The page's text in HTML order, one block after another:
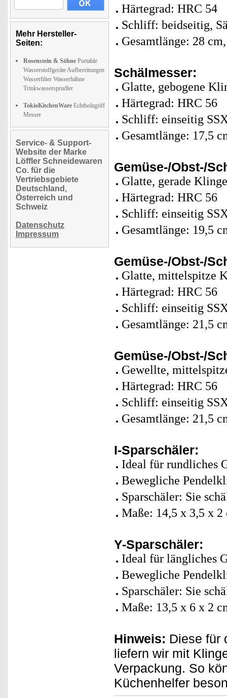
Mehr Hersteller-
Seiten:
Rosenstein & Söhne Portable
Wasserstoffgeräte Aufbereitungen
Wasserfilter Wasserhähne
Trinkwassersprudler
TokioKitchenWare Echtholzgriff
Messer
Service- & Support-
Website der Marke
Löffler Schneidewaren
Co. für die
Vertriebsgebiete
Deutschland,
Österreich und
Schweiz
Datenschutz
Impressum
Härtegrad: HRC 54
Schliff: beidseitig,
Gesamtlänge: 28
Schälmesser:
Glatte, gebogene
Härtegrad: HRC 56
Schliff: einseitig
Gesamtlänge: 17,5
Gemüse-/Obst-/
Glatte, gerade
Härtegrad: HRC 56
Schliff: einseitig
Gesamtlänge: 19,5
Gemüse-/Obst-/
Glatte, mittelspitze
Härtegrad: HRC 56
Schliff: einseitig
Gesamtlänge: 21,5
Gemüse-/Obst-/
Gewellte,
Härtegrad: HRC 56
Schliff: einseitig
Gesamtlänge: 21,5
I-Sparschäler:
Ideal für rundliches
Bewegliche
Sparschäler: Sie
Maße: 14,5 x 3,5 x
Y-Sparschäler:
Ideal für längliches
Bewegliche
Sparschäler: Sie
Maße: 13,5 x 6 x 2
Hinweis: Diese für
liefern wir mit
Verpackung. So
Küchenhelfer